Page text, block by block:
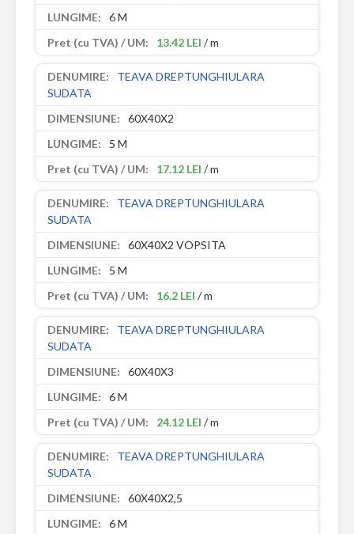
6 M
13.42 LEI / m
TEAVA DREPTUNGHIULARA
SUDATA
60X40X2
5 M
17.12 LEI / m
TEAVA DREPTUNGHIULARA
SUDATA
60X40X2 VOPSITA
5 M
16.2 LEI / m
TEAVA DREPTUNGHIULARA
SUDATA
60X40X3
6 M
24.12 LEI / m
TEAVA DREPTUNGHIULARA
SUDATA
60X40X2,5
6 M